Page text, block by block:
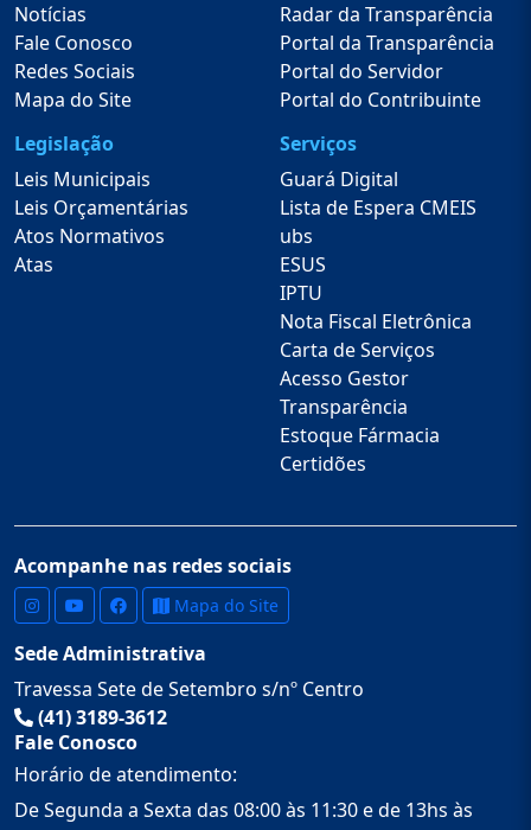
Notícias
Fale Conosco
Redes Sociais
Mapa do Site
Radar da Transparência
Portal da Transparência
Portal do Servidor
Portal do Contribuinte
Legislação
Leis Municipais
Leis Orçamentárias
Atos Normativos
Atas
Serviços
Guará Digital
Lista de Espera CMEIS
ubs
ESUS
IPTU
Nota Fiscal Eletrônica
Carta de Serviços
Acesso Gestor
Transparência
Estoque Fármacia
Certidões
Acompanhe nas redes sociais
Mapa do Site
Sede Administrativa
Travessa Sete de Setembro s/nº Centro
(41) 3189-3612
Fale Conosco
Horário de atendimento:
De Segunda a Sexta das 08:00 às 11:30 e de 13hs às